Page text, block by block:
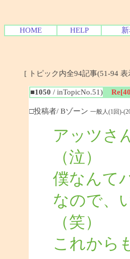
HOME HELP
[ トピック内全94記事(51-94
■1050 / inTopicNo.51)
□投稿者/ Bゾーン 一般人(1回)-
アッツさ
（泣）
僕なんて
なので、
（笑）
これから